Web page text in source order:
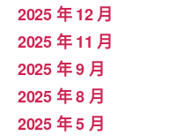
2025 年 12 月
2025 年 11 月
2025 年 9 月
2025 年 8 月
2025 年 5 月